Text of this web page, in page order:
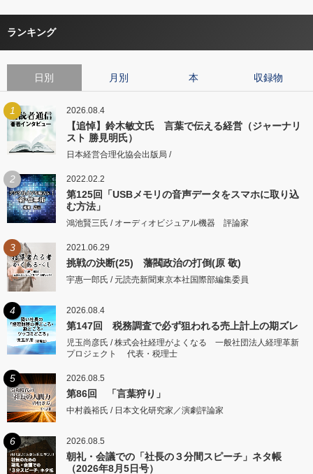
ランキング
日別 月別 本 収録物
1 2026.08.4
【追悼】鈴木敏文氏 言葉で伝える経営（ジャーナリ
スト 勝見明氏）
日本経営合理化協会出版局 /
2 2022.02.2
第125回「USBメモリの音声データをスマホに取り込
む方法」
鴻池賢三氏 / オーディオビジュアル機器 評論家
3 2021.06.29
挑戦の決断(25) 藩閥政治の打倒(原 敬)
宇惠一郎氏 / 元読売新聞東京本社国際部編集委員
4 2026.08.4
第147回 税務調査で必ず狙われる売上計上の期ズレ
児玉尚彦氏 / 株式会社経理がよくなる 一般社団法人経理革新
プロジェクト 代表・税理士
5 2026.08.5
第86回 「言葉狩り」
中村義裕氏 / 日本文化研究家／演劇評論家
6 2026.08.5
朝礼・会議での「社長の３分間スピーチ」ネタ帳
（2026年8月5日号）